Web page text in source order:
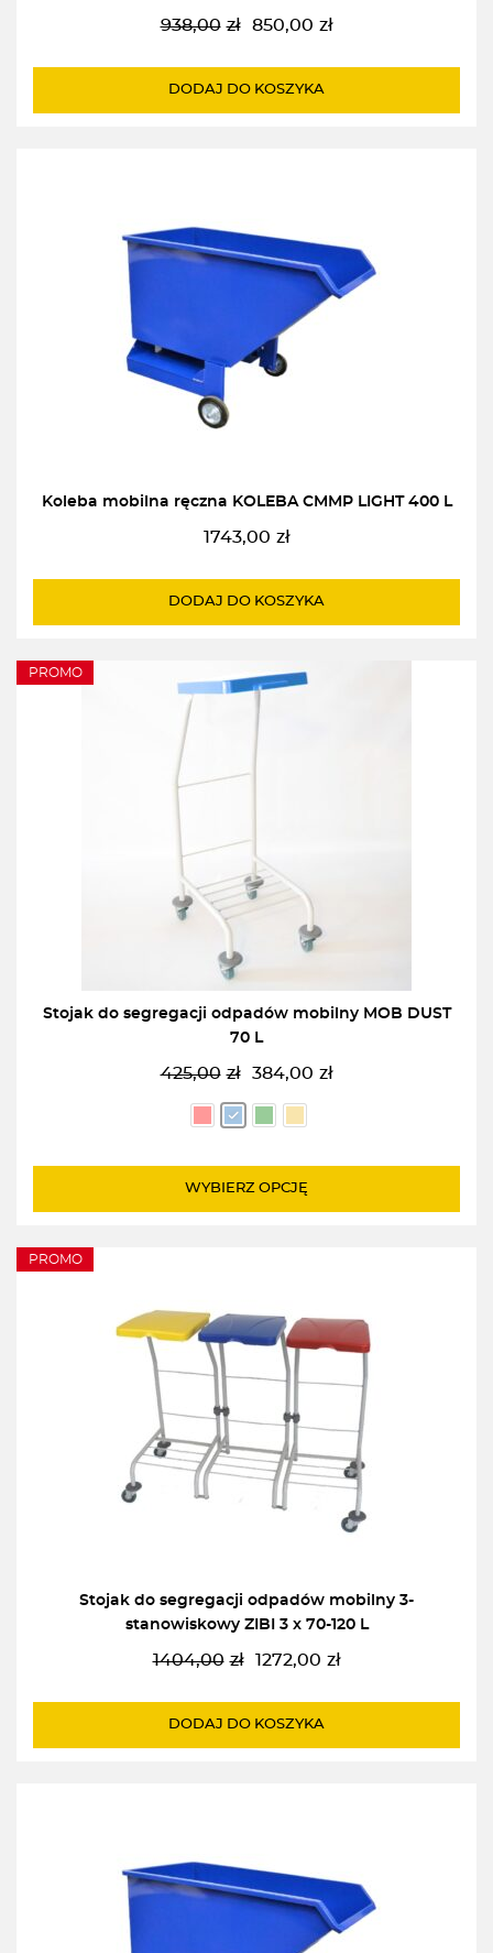
938,00 zł
Pierwotna
wynosiła:
850,00 zł
Aktualna
wynosi:
DODAJ DO KOSZYKA
Koleba mobilna ręczna KOLEBA CMMP LIGHT 400 L
1743,00 zł
DODAJ DO KOSZYKA
PROMO
Stojak do segregacji odpadów mobilny MOB DUST
70 L
425,00 zł
Pierwotna
cena
wynosiła:
384,00 zł
Aktualna
cena
wynosi:
WYBIERZ OPCJĘ
PROMO
Stojak do segregacji odpadów mobilny 3-
stanowiskowy ZIBI 3 x 70-120 L
1404,00 zł
Pierwotna
wynosiła:
1272,00 zł
Aktualna
wynosi:
DODAJ DO KOSZYKA